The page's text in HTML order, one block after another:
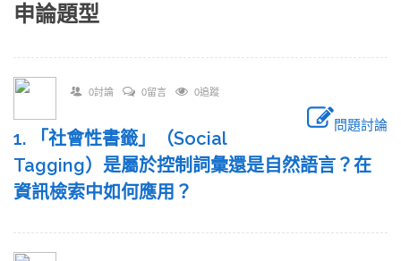
申論題型
0討論 0留言 0追蹤
問題討論
1. 「社會性書籤」（Social
Tagging）是屬於控制詞彙還是自然語言？在
資訊檢索中如何應用？